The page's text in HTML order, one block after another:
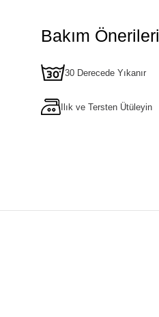
Bakım Önerileri
30 Derecede Yıkanır
Ilık ve Tersten Ütüleyin